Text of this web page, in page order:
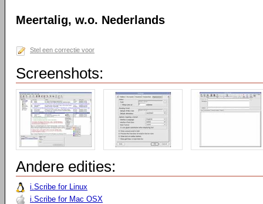
Meertalig, w.o. Nederlands
Stel een correctie voor
Screenshots:
Andere edities:
i.Scribe for Linux
i.Scribe for Mac OSX